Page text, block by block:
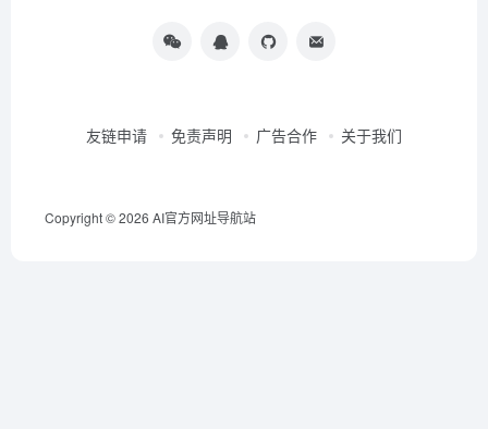
友链申请 免责声明 广告合作 关于我们
Copyright © 2026 AI官方网址导航站